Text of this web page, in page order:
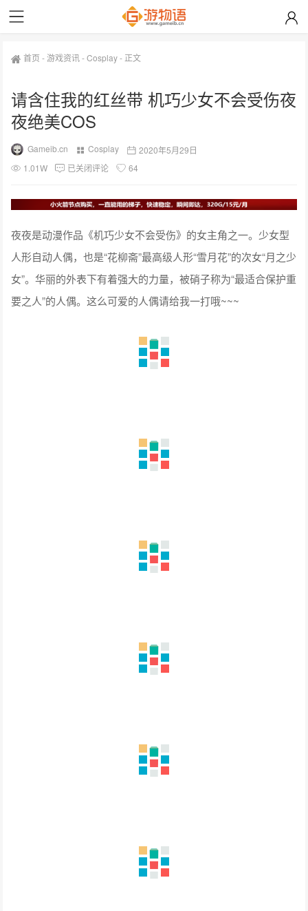
首页 -游戏资讯-Cosplay- 正文
请含住我的红丝带 机巧少女不会受伤夜
夜绝美COS
Gameib.cn Cosplay
2020年5月29日
1.01W
已关闭评论 64
夜夜是动漫作品《机巧少女不会受伤》的女主角之一。少女型
人形自动人偶，也是“花柳斋”最高级人形“雪月花”的次女“月之少
女”。华丽的外表下有着强大的力量，被硝子称为“最适合保护重
要之人”的人偶。这么可爱的人偶请给我一打哦~~~